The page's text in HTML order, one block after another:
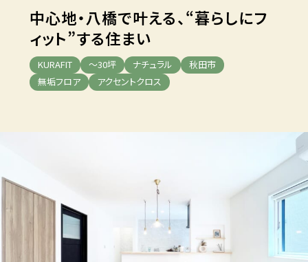
中心地・八橋で叶える、“暮らしにフ
ィット”する住まい
KURAFIT ～30坪 ナチュラル
秋田市
無垢フロア
アクセントクロス